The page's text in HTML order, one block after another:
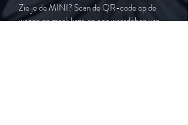
Zie je de MINI? Scan de QR-code op de
wagen en maak kans op een waardebon van